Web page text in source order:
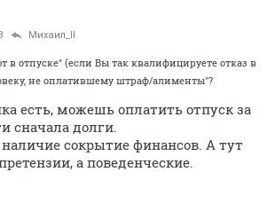
Михаил_II
в отпуске" (если Вы так квалифицируете отказ в
не оплатившему штраф/алименты"?
есть, можешь оплатить отпуск за
сначала долги.
наличие сокрытие финансов. А тут
а поведенческие.